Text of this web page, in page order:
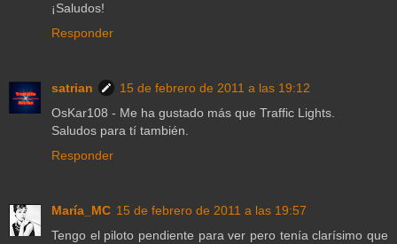
¡Saludos!
Responder
satrian
15 de febrero de 2011 a las 19:12
OsKar108 - Me ha gustado más que Traffic Lights.
Saludos para tí también.
Responder
María_MC 15 de febrero de 2011 a las 19:57
Tengo el piloto pendiente para ver pero tenía clarísimo que